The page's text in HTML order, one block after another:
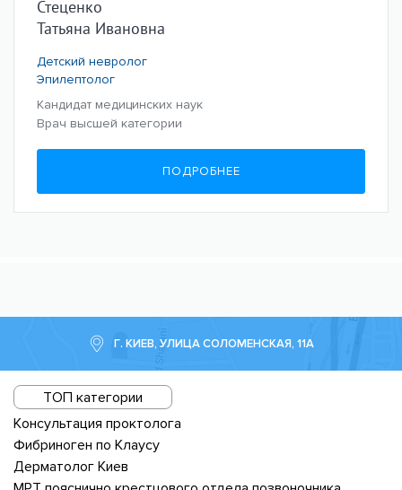
Стеценко
Татьяна Ивановна
Детский невролог
Эпилептолог
Кандидат медицинских наук
Врач высшей категории
ПОДРОБНЕЕ
Г. КИЕВ, УЛИЦА СОЛОМЕНСКАЯ, 11А
ТОП категории
Консультация проктолога
Фибриноген по Клаусу
Дерматолог Киев